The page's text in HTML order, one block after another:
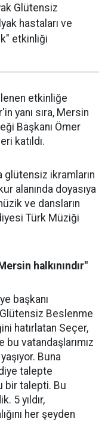
Glütensiz
hastaları ve
etkinliği
etkinliğe
yanı sıra, Mersin
Başkanı Ömer
katıldı.
glütensiz ikramların
alanında doyasıya
ve dansların
Türk Müziği
halkınındır"
başkanı
Beslenme
hatırlatan Seçer,
bu vatandaşlarımız
Buna
talepte
bir talepti. Bu
5 yıldır,
her şeyden